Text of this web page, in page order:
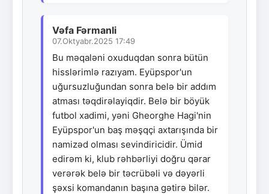
Vəfa Fərmanli
07.Oktyabr.2025 17:49
Bu məqaləni oxuduqdan sonra bütün
hisslərimlə razıyam. Eyüpspor'un
uğursuzluğundan sonra belə bir addım
atması təqdirəlayiqdir. Belə bir böyük
futbol xadimi, yəni Gheorghe Hagi'nin
Eyüpspor'un baş məşqçi axtarışında bir
namizəd olması sevindiricidir. Ümid
edirəm ki, klub rəhbərliyi doğru qərar
verərək belə bir təcrübəli və dəyərli
şəxsi komandanın başına gətirə bilər.